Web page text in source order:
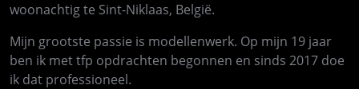
woonachtig te Sint-Niklaas, België.
Mijn grootste passie is modellenwerk. Op mijn 19 jaar
ben ik met tfp opdrachten begonnen en sinds 2017 doe
ik dat professioneel.